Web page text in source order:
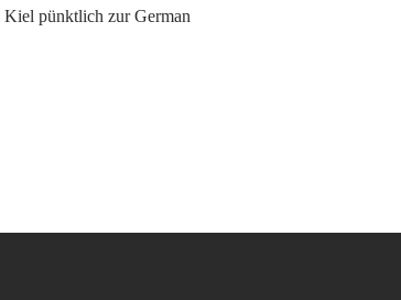
pünktlich zur German